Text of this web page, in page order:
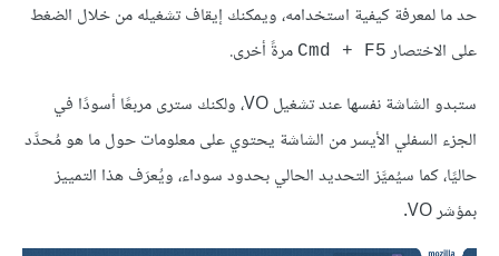
حد ما لمعرفة كيفية استخدامه، ويمكنك إيقاف تشغيله من خلال الضغط
على الاختصار Cmd + F5 مرةً أخرى.
ستبدو الشاشة نفسها عند تشغيل VO، ولكنك سترى مربعًا أسودًا في
الجزء السفلي الأيسر من الشاشة يحتوي على معلومات حول ما هو مُحدَّد
حاليًا، كما سيُميَّز التحديد الحالي بحدود سوداء، ويُعرَف هذا التمييز
بمؤشر VO.